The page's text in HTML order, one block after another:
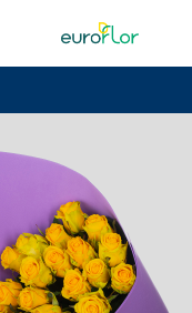
ЦВЕТЫ В ПАЧКАХ
СВАДЕБНАЯ ФЛОРИСТИКА
КОМНАТНЫЕ РАСТЕНИЯ
КАТАЛОГ БУКЕТЫ